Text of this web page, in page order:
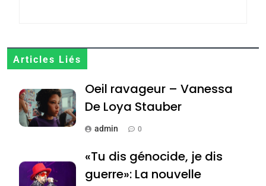
Articles Liés
Oeil ravageur – Vanessa
De Loya Stauber
admin 0
«Tu dis génocide, je dis
guerre»: La nouvelle
8
Tafraout, le miel de Tadla
Azilal consacrés produits
du terroir
DAFINA MAROC
Oeil ravageur – Vanessa
De Loya Stauber